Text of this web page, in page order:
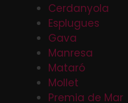
Cerdanyola
Esplugues
Gava
Manresa
Mataró
Mollet
Premia de Mar